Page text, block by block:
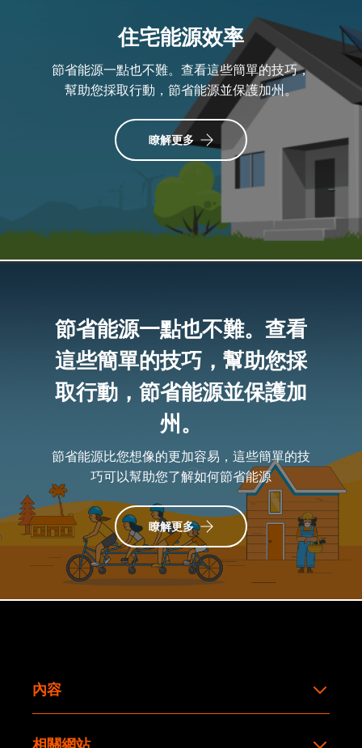
住宅能源效率
節省能源一點也不難。查看這些簡單的技巧，
幫助您採取行動，節省能源並保護加州。
瞭解更多
節省能源一點也不難。查看
這些簡單的技巧，幫助您採
取行動，節省能源並保護加
州。
節省能源比您想像的更加容易，這些簡單的技
巧可以幫助您了解如何節省能源
瞭解更多
內容
相關網站